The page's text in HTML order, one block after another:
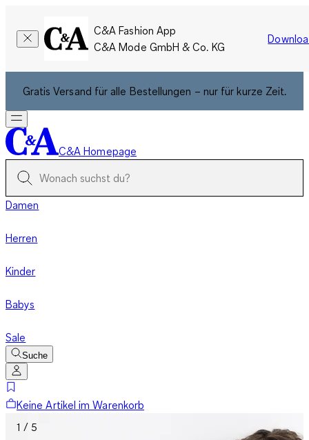
C&A Fashion App
C&A Mode GmbH & Co. KG
Gratis Versand für alle Bestellungen – nur für kurze Zeit.
C&A Homepage
Damen
Herren
Kinder
Babys
Sale
Suche
Keine Artikel im Warenkorb
1 / 5